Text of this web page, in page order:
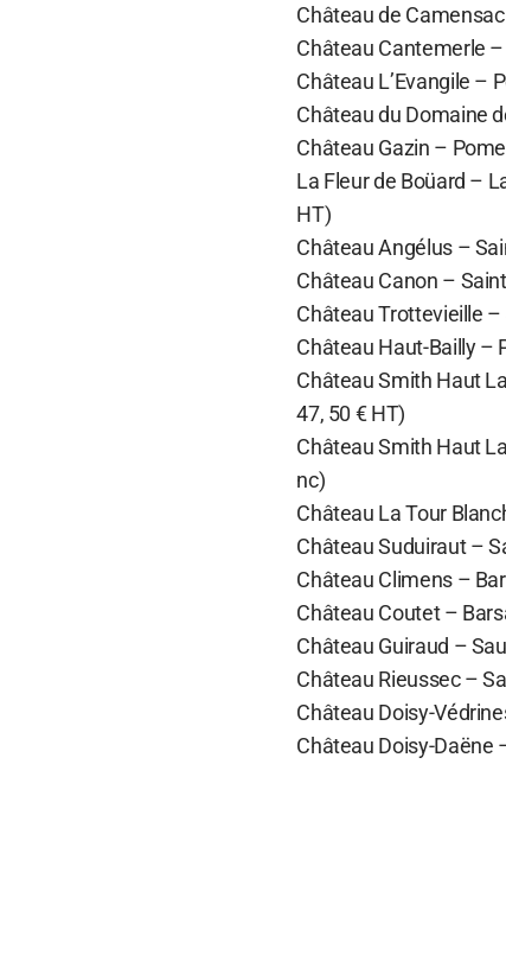
Château de
Château Cantemerle
Château L’Evangile –
Château du Domaine
Château Gazin –
La Fleur de Boüard –
HT)
Château Angélus –
Château Canon –
Château Trottevieille –
Château Haut-Bailly –
Château Smith Haut
47, 50 € HT)
Château Smith Haut
nc)
Château La Tour
Château Suduiraut –
Château Climens –
Château Coutet –
Château Guiraud –
Château Rieussec –
Château Doisy-
Château Doisy-Daëne